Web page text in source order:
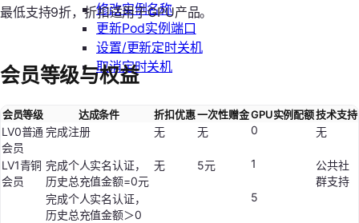
修改实例名称
更新Pod实例端口
设置/更新定时关机
取消定时关机
最低支持9折，折扣适用于GPU产品。
会员等级与权益
会员等级 达成条件 折扣优惠一次性赠金GPU实例配额技术支持
LV0普通
会员
完成注册 无 无 0 无
LV1青铜
会员
完成个人实名认证，
历史总充值金额=0元
无 5元 1
公共社
群支持
完成个人实名认证，
历史总充值金额＞0
5